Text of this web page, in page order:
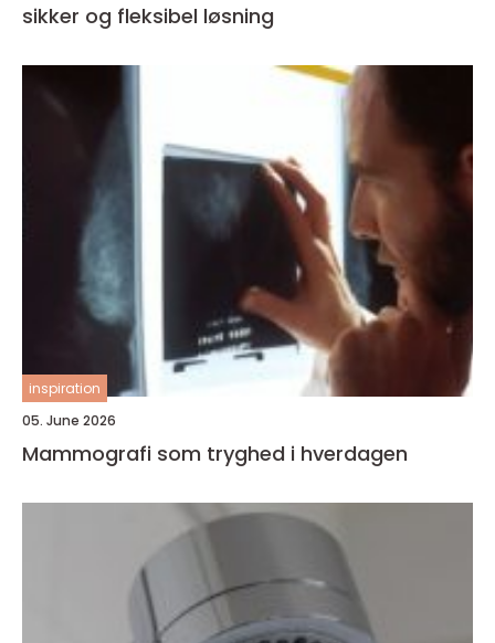
sikker og fleksibel løsning
inspiration
05. June 2026
Mammografi som tryghed i hverdagen